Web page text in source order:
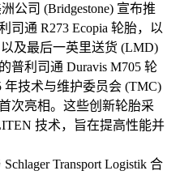
公司 (Bridgestone) 宣布推
司通 R273 Ecopia 轮胎，以
及最后一英里送货 (LMD)
普利司通 Duravis M705 轮
年技术与维护委员会 (TMC)
次亮相。这些创新轮胎采
技术，旨在提高性能并
Transport Logistik 合